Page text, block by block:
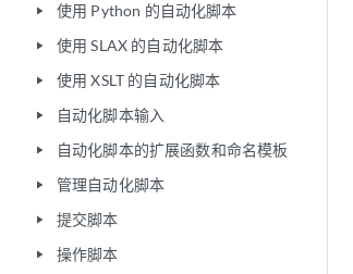
play_arrow 使用 Python 的自动化脚本
play_arrow 使用 SLAX 的自动化脚本
play_arrow 使用 XSLT 的自动化脚本
play_arrow 自动化脚本输入
play_arrow 自动化脚本的扩展函数和命名模板
play_arrow 管理自动化脚本
play_arrow 提交脚本
play_arrow 操作脚本